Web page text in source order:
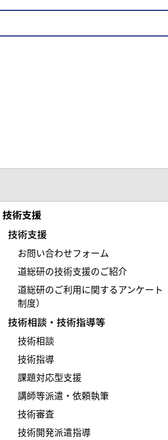
技術支援
技術支援
お問い合わせフォーム
道総研の技術支援のご紹介
道総研のご利用に関するアンケート
制度）
技術相談・技術指導等
技術相談
技術指導
課題対応型支援
講師等派遣・依頼執筆
技術審査
技術開発派遣指導